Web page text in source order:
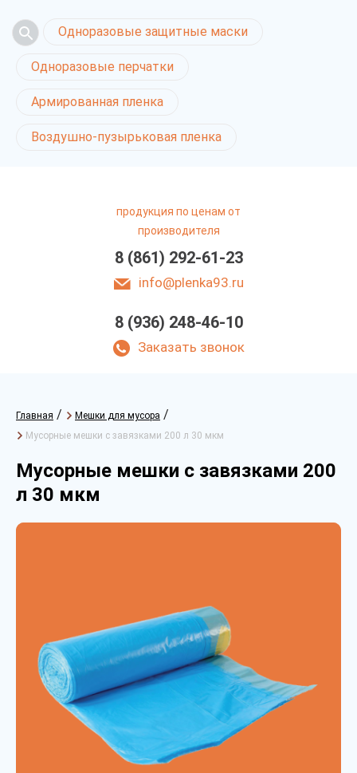
Одноразовые защитные маски
Одноразовые перчатки
Армированная пленка
Воздушно-пузырьковая пленка
продукция по ценам от
производителя
8 (861) 292-61-23
info@plenka93.ru
8 (936) 248-46-10
Заказать звонок
Главная / Мешки для мусора /
Мусорные мешки с завязками 200 л 30 мкм
Мусорные мешки с завязками 200
л 30 мкм